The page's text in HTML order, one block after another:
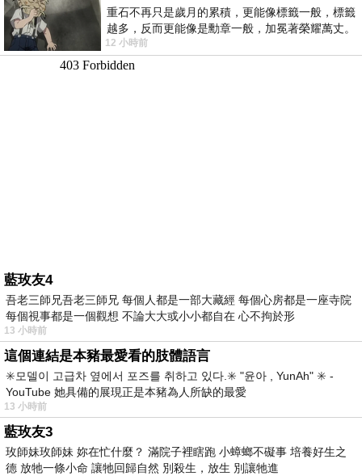
重石不再只是歲月的累積，更能像標籤一般，標籤
越多，反而更能像是勳章一般，加冕著榮耀萬丈。
習慣一如縱容，成了再難輕輕放下的罪證
12 小時前
藍玫友4
吾老三師兄吾老三師兄 每個人都是一部大藏經 每個心房都是一座寺院
每個視事都是一個觀想 不論大大或小小都自在 心不拘於形
13 小時前
這個連結是本豬最愛看的肢體語言
✳️모델이 고급차 옆에서 포즈를 취하고 있다.✳️ "윤아 , YunAh" ✳️ -
YouTube 她具備的展現正是本豬為人所缺的最愛
13 小時前
藍玫友3
玫師妹玫師妹 妳在忙什麼？ 滿院子裡瞎跑 小蟑螂不礙事 培養好生之
德 放牠一條小命 讓牠回歸自然 別殺生，放生 別讓牠進